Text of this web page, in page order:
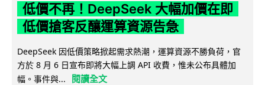
低價不再！DeepSeek 大幅加價在即
低價搶客反釀運算資源告急
DeepSeek 因低價策略掀起需求熱潮，運算資源不勝負荷，官
方於 8 月 6 日宣布即將大幅上調 API 收費，惟未公布具體加
幅。事件與...
閱讀全文